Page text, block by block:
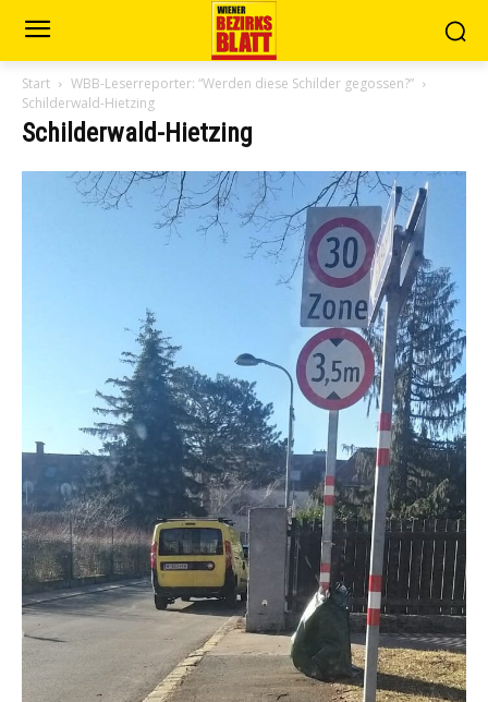
Start
WBB-Leserreporter: “Werden diese Schilder gegossen?”
Schilderwald-Hietzing
Schilderwald-Hietzing